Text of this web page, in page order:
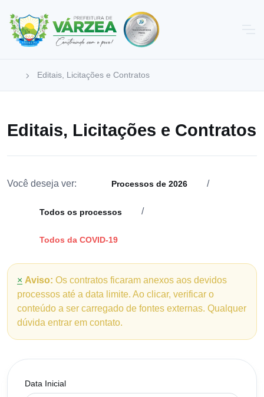
Editais, Licitações e Contratos
Editais, Licitações e Contratos
Você deseja ver: Processos de 2026 /
Todos os processos /
Todos da COVID-19
× Aviso: Os contratos ficaram anexos aos devidos
processos até a data limite. Ao clicar, verificar o
conteúdo a ser carregado de fontes externas. Qualquer
dúvida entrar em contato.
Data Inicial